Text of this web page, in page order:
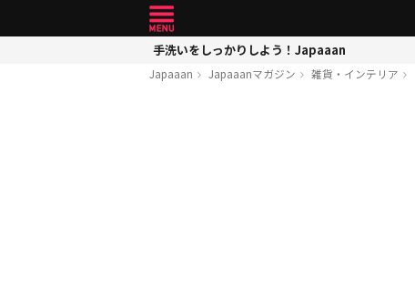
手洗いをしっかりしよう！Japaaan
Japaaan Japaaanマガジン 雑貨・インテリア